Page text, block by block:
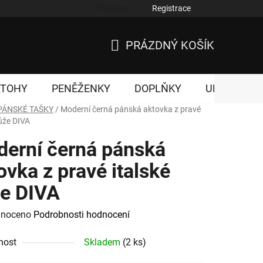
Registrace
KOŠÍK
PRÁZDNÝ KOŠÍK
PENĚŽENKY DOPLŇKY UNISEX
TAŠKY / Moderní černá pánská aktovka z pravé
DIVA
černá pánská
z pravé italské
DIVA
Podrobnosti hodnocení
Skladem (2 ks)